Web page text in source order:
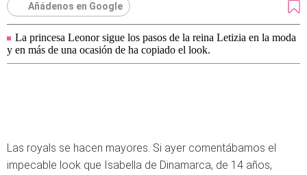
Añádenos en Google
La princesa Leonor sigue los pasos de la reina Letizia en la moda
y en más de una ocasión de ha copiado el look.
Las royals se hacen mayores. Si ayer comentábamos el
impecable look que Isabella de Dinamarca, de 14 años,